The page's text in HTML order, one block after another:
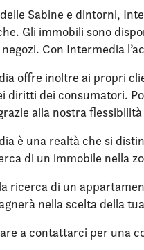
Sabine e dintorni,
Gli immobili sono
Con Intermedia
offre inoltre ai propri
diritti dei consumatori.
alla nostra
è una realtà che si
di un immobile nella
ricerca di un
nella scelta della
a contattarci per una